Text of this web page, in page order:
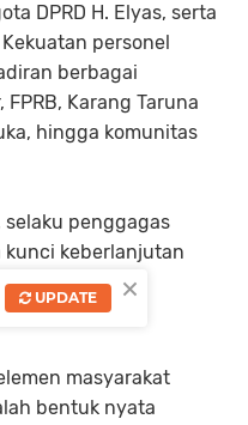
DPRD H. Elyas, serta
personel
berbagai
Karang Taruna
hingga komunitas
selaku penggagas
kunci keberlanjutan
masyarakat
bentuk nyata
×
UPDATE